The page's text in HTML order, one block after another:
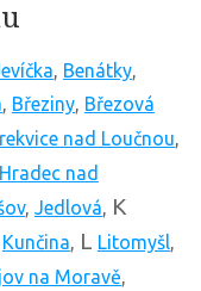
, Benátky,
, Březiny, Březová
nad Loučnou,
Hradec nad
, Jedlová, K
Kunčina, L Litomyšl,
na Moravě,